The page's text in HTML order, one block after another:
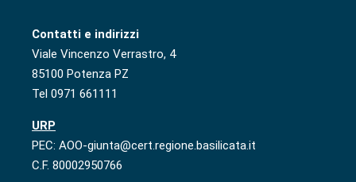
Contatti e indirizzi
Viale Vincenzo Verrastro, 4
85100 Potenza PZ
Tel 0971 661111
URP
PEC: AOO-giunta@cert.regione.basilicata.it
C.F. 80002950766